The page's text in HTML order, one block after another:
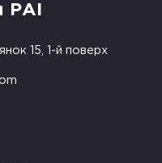
РАІ
15, 1-й поверх